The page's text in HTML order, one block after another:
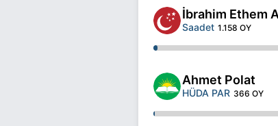
İbrahim Ethem
Saadet 1.158 OY
Ahmet Polat
HÜDA PAR 366 OY